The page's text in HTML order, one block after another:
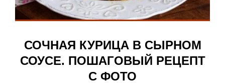
СОЧНАЯ КУРИЦА В СЫРНОМ
СОУСЕ. ПОШАГОВЫЙ РЕЦЕПТ
С ФОТО